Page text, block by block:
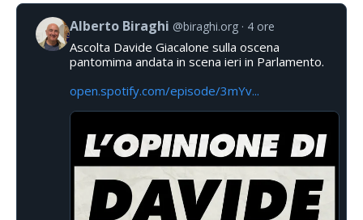
Alberto Biraghi @biraghi.org 4 ore
Ascolta Davide Giacalone sulla oscena
pantomima andata in scena ieri in Parlamento.
open.spotify.com/episode/3mYv...